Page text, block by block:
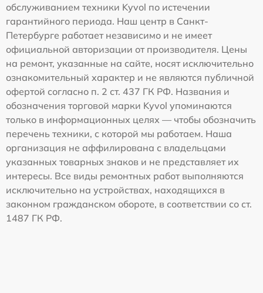
обслуживанием техники Kyvol по истечении
гарантийного периода. Наш центр в Санкт-
Петербурге работает независимо и не имеет
официальной авторизации от производителя. Цены
на ремонт, указанные на сайте, носят исключительно
ознакомительный характер и не являются публичной
офертой согласно п. 2 ст. 437 ГК РФ. Названия и
обозначения торговой марки Kyvol упоминаются
только в информационных целях — чтобы обозначить
перечень техники, с которой мы работаем. Наша
организация не аффилирована с владельцами
указанных товарных знаков и не представляет их
интересы. Все виды ремонтных работ выполняются
исключительно на устройствах, находящихся в
законном гражданском обороте, в соответствии со ст.
1487 ГК РФ.